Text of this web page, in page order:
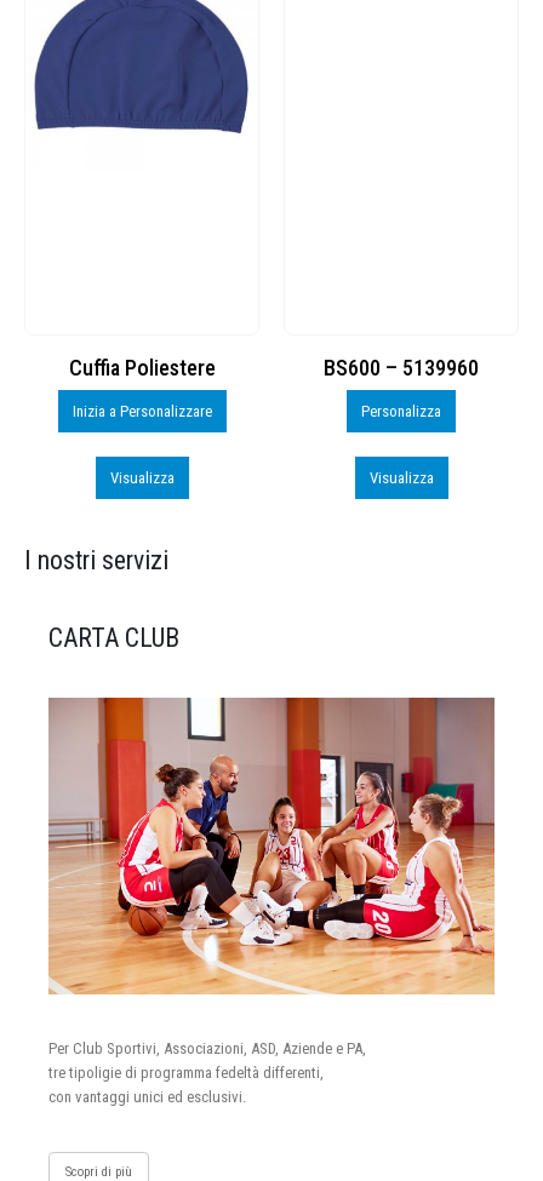
Cuffia Poliestere
Inizia a Personalizzare
Visualizza
BS600 – 5139960
Personalizza
Visualizza
I nostri servizi
CARTA CLUB
Per Club Sportivi, Associazioni, ASD, Aziende e PA,
tre tipoligie di programma fedeltà differenti,
con vantaggi unici ed esclusivi.
Scopri di più